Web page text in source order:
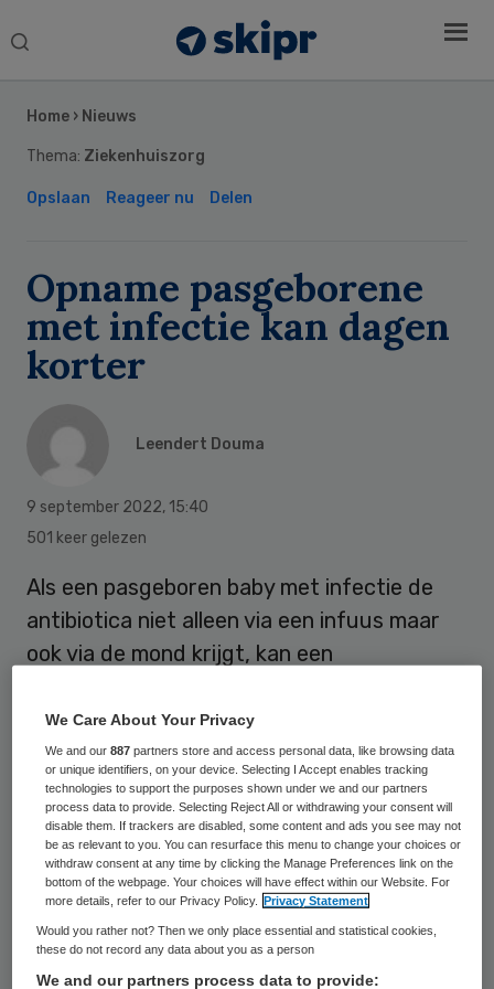
Search
Home › Nieuws
Thema: Ziekenhuiszorg
Opslaan Reageer nu Delen
Opname pasgeborene
met infectie kan dagen
korter
Leendert Douma
9 september 2022, 15:40
501 keer gelezen
Als een pasgeboren baby met infectie de
antibiotica niet alleen via een infuus maar
ook via de mond krijgt, kan een
zeven naar drie dagen. Dat blijkt uit
onderzoek van Erasmus MC Sophia en
Franciscus Gasthuis & Vlietland.
Het onderzoek is onderdeel van de RAIN
studie en wordt gefinancierd door ZonMw.
Kinderarts Gerdien Tramper, neonatoloog
René Kornelisse en arts-onderzoeker
Sidebar
We Care About Your Privacy
We and our887 partners store and access personal data, like browsing data
or unique identifiers, on your device. Selecting I Accept enables tracking
technologies to support the purposes shown under we and our partners
process data to provide. Selecting Reject All or withdrawing your consent will
disable them. If trackers are disabled, some content and ads you see may not
be as relevant to you. You can resurface this menu to change your choices or
withdraw consent at any time by clicking the Manage Preferences link on the
bottom of the webpage. Your choices will have effect within our Website. For
more details, refer to our Privacy Policy.
Privacy Statement
Would you rather not? Then we only place essential and statistical cookies,
these do not record any data about you as a person
We and our partners process data to provide: